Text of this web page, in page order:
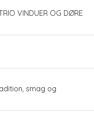
VINDUER OG DØRE
smag og